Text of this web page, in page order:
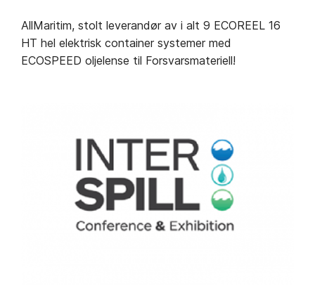
AllMaritim, stolt leverandør av i alt 9 ECOREEL 16
HT hel elektrisk container systemer med
ECOSPEED oljelense til Forsvarsmateriell!